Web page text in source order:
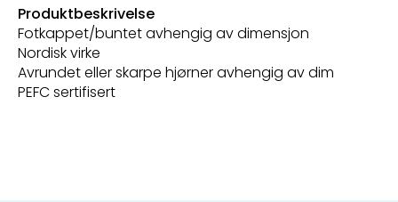
Produktbeskrivelse
Fotkappet/buntet avhengig av dimensjon
Nordisk virke
Avrundet eller skarpe hjørner avhengig av dim
PEFC sertifisert